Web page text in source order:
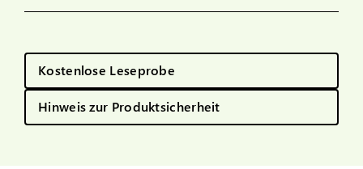
Kostenlose Leseprobe
Hinweis zur Produktsicherheit